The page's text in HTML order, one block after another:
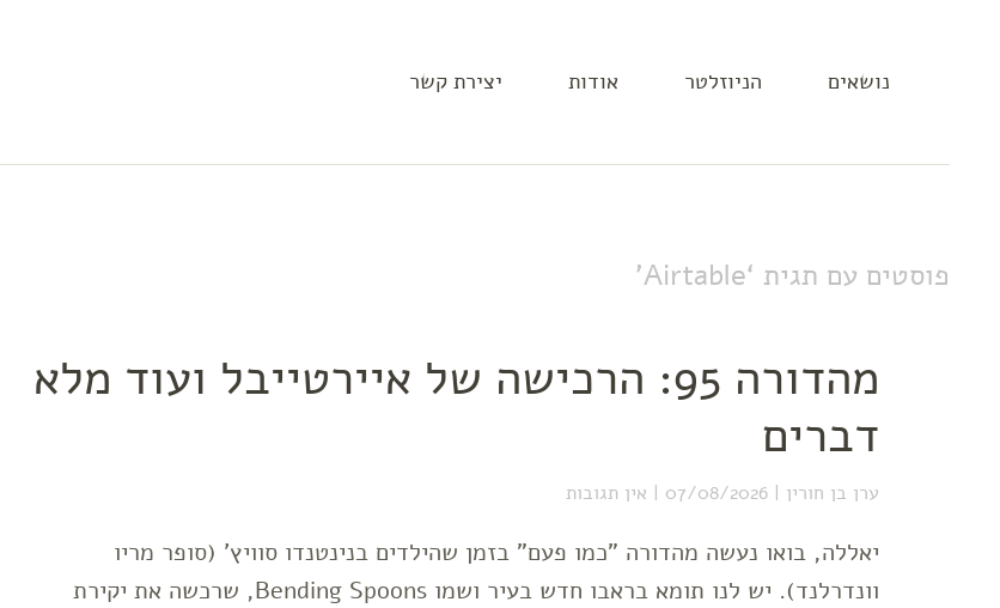
נושאים הניוזלטר אודות יצירת קשר
פוסטים עם תגית ‘Airtable
’
מהדורה 95: הרכישה של איירטייבל ועוד מלא
דברים
ערן בן חורין 07/08/2026 אין תגובות
יאללה, בואו נעשה מהדורה "כמו פעם" בזמן שהילדים בנינטנדו סוויץ' (סופר מריו
וונדרלנד). יש לנו תומא בראבו חדש בעיר ושמו Bending Spoons, שרכשה את יקירת